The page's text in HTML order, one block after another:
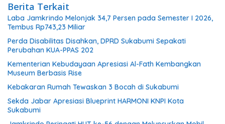
Berita Terkait
Laba Jamkrindo Melonjak 34,7 Persen pada Semester I 2026,
Tembus Rp743,23 Miliar
Perda Disabilitas Disahkan, DPRD Sukabumi Sepakati
Perubahan KUA-PPAS 202
Kementerian Kebudayaan Apresiasi Al-Fath Kembangkan
Museum Berbasis Rise
Kebakaran Rumah Tewaskan 3 Bocah di Sukabumi
Sekda Jabar Apresiasi Blueprint HARMONI KNPI Kota
Sukabumi